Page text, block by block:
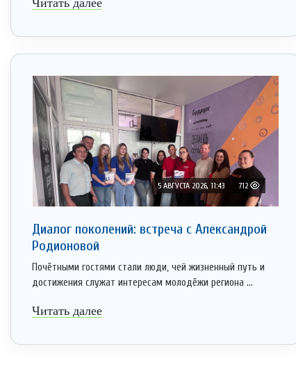
Читать далее
5 АВГУСТА 2026, 11:43 712
Диалог поколений: встреча с Александрой
Родионовой
Почётными гостями стали люди, чей жизненный путь и
достижения служат интересам молодёжи региона ...
Читать далее